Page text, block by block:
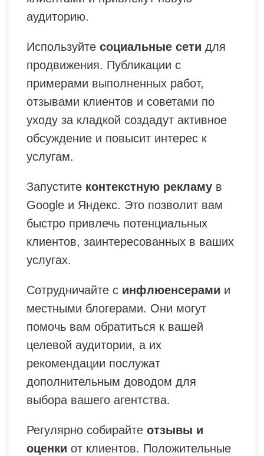
аудиторию.
Используйте социальные сети для
продвижения. Публикации с
примерами выполненных работ,
отзывами клиентов и советами по
уходу за кладкой создадут активное
обсуждение и повысит интерес к
услугам.
Запустите контекстную рекламу в
Google и Яндекс. Это позволит вам
быстро привлечь потенциальных
клиентов, заинтересованных в ваших
услугах.
Сотрудничайте с инфлюенсерами и
местными блогерами. Они могут
помочь вам обратиться к вашей
целевой аудитории, а их
рекомендации послужат
дополнительным доводом для
выбора вашего агентства.
Регулярно собирайте отзывы и
оценки от клиентов. Положительные